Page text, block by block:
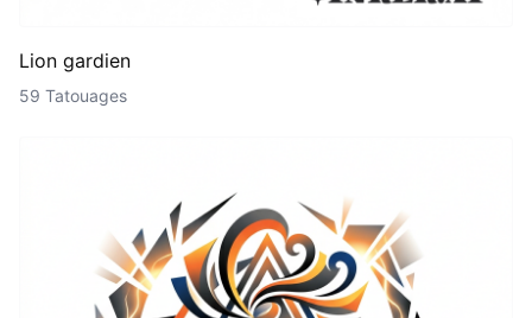
Lion gardien
59 Tatouages